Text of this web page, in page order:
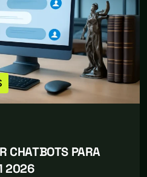
CHATBOTS PARA
2026